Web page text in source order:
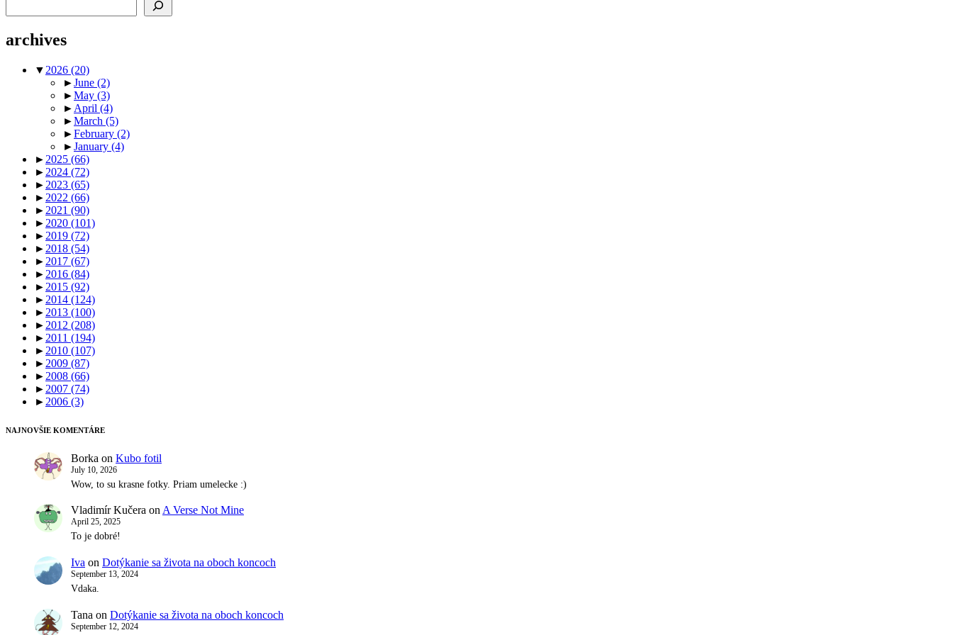
archives
▼ 2026 (20)
►June (2)
►May (3)
► April (4)
►March (5)
►February (2)
►January (4)
► 2025 (66)
► 2024 (72)
► 2023 (65)
► 2022 (66)
► 2021 (90)
► 2020 (101)
► 2019 (72)
► 2018 (54)
► 2017 (67)
► 2016 (84)
► 2015 (92)
► 2014 (124)
► 2013 (100)
► 2012 (208)
► 2011 (194)
► 2010 (107)
► 2009 (87)
► 2008 (66)
► 2007 (74)
► 2006 (3)
NAJNOVŠIE KOMENTÁRE
Borka on Kubo fotil
July 10, 2026
Wow, to su krasne fotky. Priam umelecke :)
Vladimír Kučera on A Verse Not Mine
April 25, 2025
To je dobré!
Iva on Dotýkanie sa života na oboch koncoch
September 13, 2024
Vdaka.
Tana on Dotýkanie sa života na oboch koncoch
September 12, 2024